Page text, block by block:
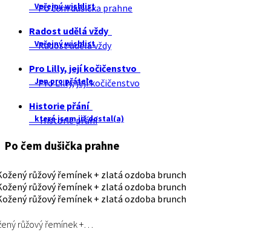
Veřejný wishlist
Po čem dušička prahne
Radost udělá vždy
Veřejný wishlist
Radost udělá vždy
Pro Lilly, její kočičenstvo
Jen pro přátele
Pro Lilly, její kočičenstvo
Historie přání
které jsem již dostal(a)
Historie přání
Po čem dušička prahne
růžový řemínek +…